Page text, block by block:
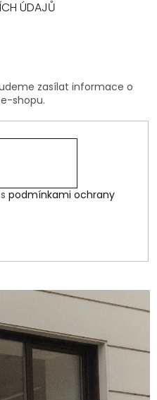
ÚDAJŮ
zasílat informace o
shopu.
podmínkami ochrany